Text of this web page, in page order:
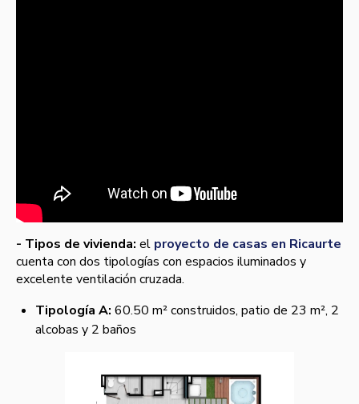
- Tipos de vivienda: el proyecto de casas en Ricaurte
cuenta con dos tipologías con espacios iluminados y
excelente ventilación cruzada.
Tipología A: 60.50 m² construidos, patio de 23 m², 2
alcobas y 2 baños